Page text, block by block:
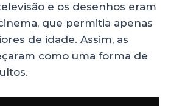
e os desenhos eram
que permitia apenas
de idade. Assim, as
como uma forma de